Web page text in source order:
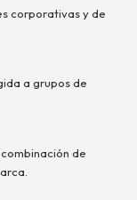
corporativas y de
a grupos de
de